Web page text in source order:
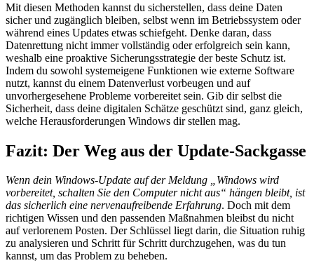
Mit diesen Methoden kannst du sicherstellen, dass deine Daten
sicher und zugänglich bleiben, selbst wenn im Betriebssystem oder
während eines Updates etwas schiefgeht. Denke daran, dass
Datenrettung nicht immer vollständig oder erfolgreich sein kann,
weshalb eine proaktive Sicherungsstrategie der beste Schutz ist.
Indem du sowohl systemeigene Funktionen wie externe Software
nutzt, kannst du einem Datenverlust vorbeugen und auf
unvorhergesehene Probleme vorbereitet sein. Gib dir selbst die
Sicherheit, dass deine digitalen Schätze geschützt sind, ganz gleich,
welche Herausforderungen Windows dir stellen mag.
Fazit: Der Weg aus der Update-Sackgasse
Wenn dein Windows-Update auf der Meldung „Windows wird
vorbereitet, schalten Sie den Computer nicht aus“ hängen bleibt, ist
das sicherlich eine nervenaufreibende Erfahrung. Doch mit dem
richtigen Wissen und den passenden Maßnahmen bleibst du nicht
auf verlorenem Posten. Der Schlüssel liegt darin, die Situation ruhig
zu analysieren und Schritt für Schritt durchzugehen, was du tun
kannst, um das Problem zu beheben.